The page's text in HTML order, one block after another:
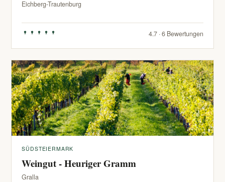
Eichberg-Trautenburg
4.7 · 6 Bewertungen
SÜDSTEIERMARK
Weingut - Heuriger Gramm
Gralla